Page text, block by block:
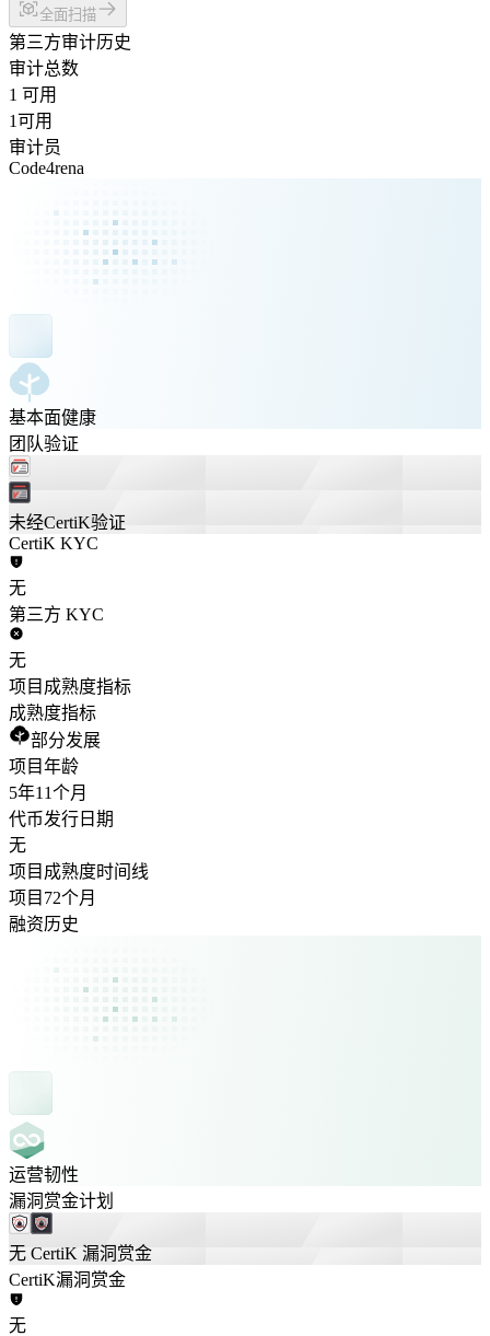
全面扫描
第三方审计历史
审计总数
1 可用
1可用
审计员
Code4rena
基本面健康
团队验证
未经CertiK验证
CertiK KYC
无
第三方 KYC
无
项目成熟度指标
成熟度指标
部分发展
项目年龄
5年11个月
代币发行日期
无
项目成熟度时间线
项目72个月
融资历史
运营韧性
漏洞赏金计划
无 CertiK 漏洞赏金
CertiK漏洞赏金
无